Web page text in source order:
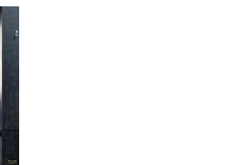
MXR
ゴアテックス
スニーカー商品をすべて見る